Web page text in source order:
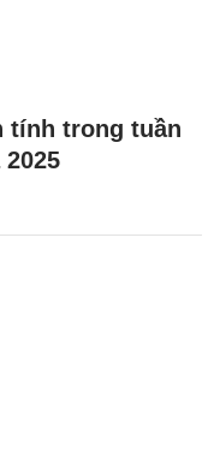
tính trong tuần